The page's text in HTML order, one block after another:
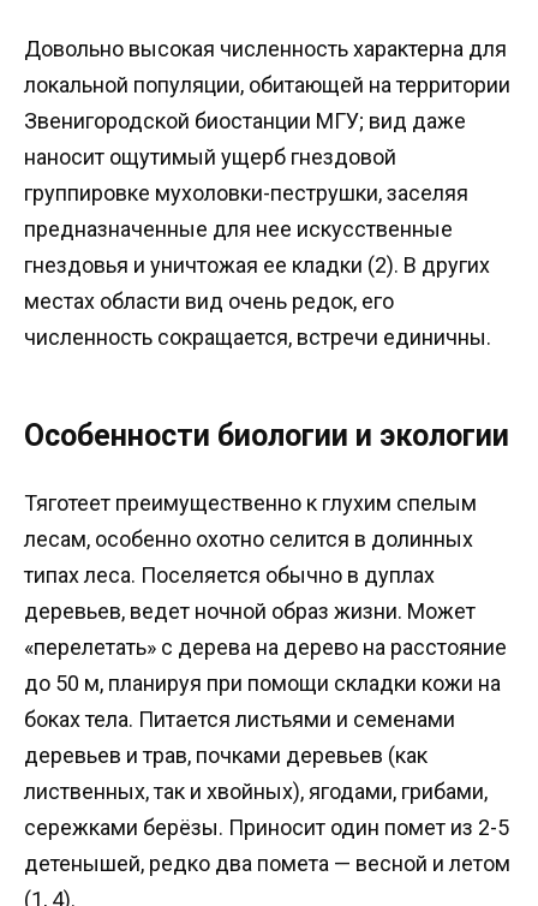
Довольно высокая численность характерна для
локальной популяции, обитающей на территории
Звенигородской биостанции МГУ; вид даже
наносит ощутимый ущерб гнездовой
группировке мухоловки-пеструшки, заселяя
предназначенные для нее искусственные
гнездовья и уничтожая ее кладки (2). В других
местах области вид очень редок, его
численность сокращается, встречи единичны.
Особенности биологии и экологии
Тяготеет преимущественно к глухим спелым
лесам, особенно охотно селится в долинных
типах леса. Поселяется обычно в дуплах
деревьев, ведет ночной образ жизни. Может
«перелетать» с дерева на дерево на расстояние
до 50 м, планируя при помощи складки кожи на
боках тела. Питается листьями и семенами
деревьев и трав, почками деревьев (как
лиственных, так и хвойных), ягодами, грибами,
сережками берёзы. Приносит один помет из 2-5
детенышей, редко два помета — весной и летом
(1, 4).